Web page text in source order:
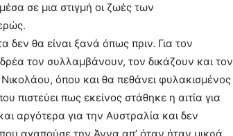
σε μια στιγμή οι ζωές των
δεν θα είναι ξανά όπως πριν. Για τον
τον συλλαμβάνουν, τον δικάζουν και τον
όπου και θα πεθάνει φυλακισμένος
πιστεύει πως εκείνος στάθηκε η αιτία για
αργότερα για την Αυστραλία και δεν